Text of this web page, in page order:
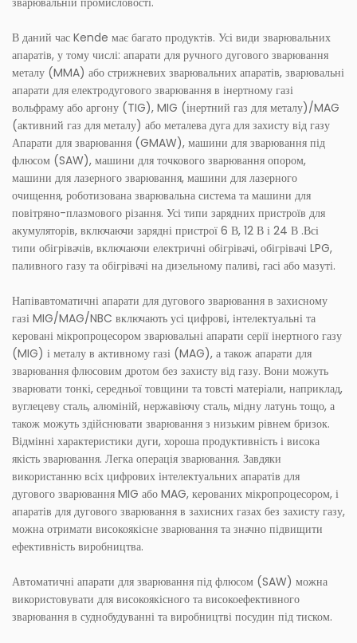
В даний час Kende має багато продуктів. Усі види зварювальних
апаратів, у тому числі: апарати для ручного дугового зварювання
металу (MMA) або стрижневих зварювальних апаратів, зварювальні
апарати для електродугового зварювання в інертному газі
вольфраму або аргону (TIG), MIG (інертний газ для металу)/MAG
(активний газ для металу) або металева дуга для захисту від газу
Апарати для зварювання (GMAW), машини для зварювання під
флюсом (SAW), машини для точкового зварювання опором,
машини для лазерного зварювання, машини для лазерного
очищення, роботизована зварювальна система та машини для
повітряно-плазмового різання. Усі типи зарядних пристроїв для
акумуляторів, включаючи зарядні пристрої 6 В, 12 В і 24 В .Всі
типи обігрівачів, включаючи електричні обігрівачі, обігрівачі LPG,
паливного газу та обігрівачі на дизельному паливі, гасі або мазуті.
Напівавтоматичні апарати для дугового зварювання в захисному
газі MIG/MAG/NBC включають усі цифрові, інтелектуальні та
керовані мікропроцесором зварювальні апарати серії інертного газу
(MIG) і металу в активному газі (MAG), а також апарати для
зварювання флюсовим дротом без захисту від газу. Вони можуть
зварювати тонкі, середньої товщини та товсті матеріали, наприклад,
вуглецеву сталь, алюміній, нержавіючу сталь, мідну латунь тощо, а
також можуть здійснювати зварювання з низьким рівнем бризок.
Відмінні характеристики дуги, хороша продуктивність і висока
якість зварювання. Легка операція зварювання. Завдяки
використанню всіх цифрових інтелектуальних апаратів для
дугового зварювання MIG або MAG, керованих мікропроцесором, і
апаратів для дугового зварювання в захисних газах без захисту газу,
можна отримати високоякісне зварювання та значно підвищити
ефективність виробництва.
Автоматичні апарати для зварювання під флюсом (SAW) можна
використовувати для високоякісного та високоефективного
зварювання в суднобудуванні та виробництві посудин під тиском.